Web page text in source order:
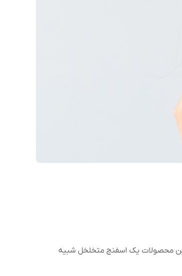
محصولات یک اسفنج متخلخل شبیه